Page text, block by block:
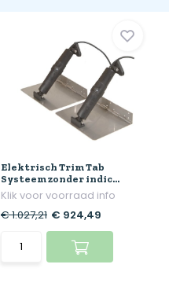
Elektrisch Trim Tab
Systeem zonder indic...
Klik voor voorraad info
€ 1.027,21 € 924,49